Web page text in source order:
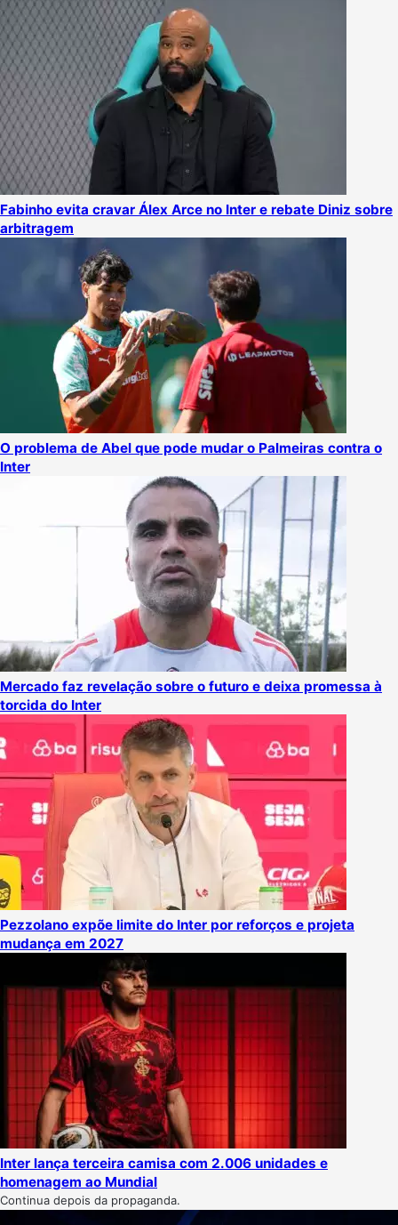
Fabinho evita cravar Álex Arce no Inter e rebate Diniz sobre
arbitragem
O problema de Abel que pode mudar o Palmeiras contra o
Inter
Mercado faz revelação sobre o futuro e deixa promessa à
torcida do Inter
Pezzolano expõe limite do Inter por reforços e projeta
mudança em 2027
Inter lança terceira camisa com 2.006 unidades e
homenagem ao Mundial
Continua depois da propaganda.